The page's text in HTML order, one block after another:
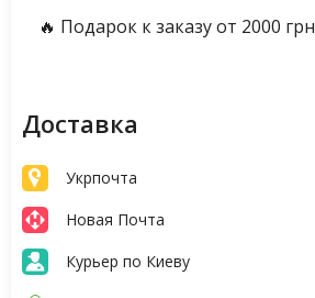
🔥 Подарок к заказу от 2000 грн
Доставка
Укрпочта
Новая Почта
Курьер по Киеву